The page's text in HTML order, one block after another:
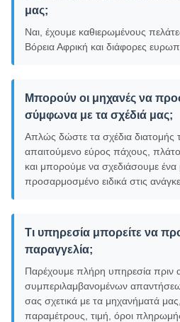
μας;
Ναι, έχουμε καθιερωμένους
Βόρεια Αφρική και διάφορες
Μπορούν οι μηχανές να
σύμφωνα με τα σχέδιά μας;
Απλώς δώστε τα σχέδια διατομής
απαιτούμενο εύρος πάχους,
και μπορούμε να σχεδιάσουμε ένα
προσαρμοσμένο ειδικά στις
Τι υπηρεσία μπορείτε να
παραγγελία;
Παρέχουμε πλήρη υπηρεσία πριν
συμπεριλαμβανομένων
σας σχετικά με τα μηχανήματά
παραμέτρους, τιμή, όροι